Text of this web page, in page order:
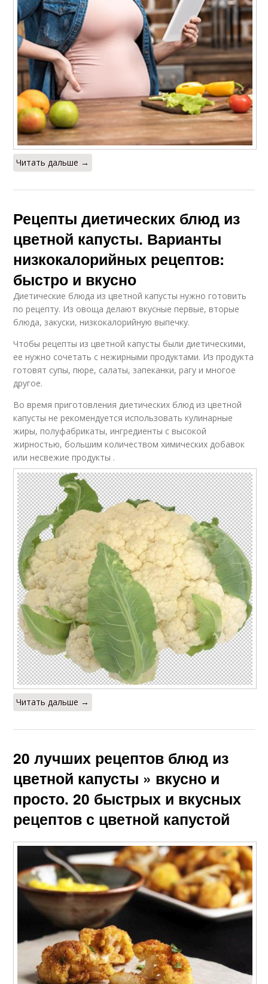
Читать дальше →
Рецепты диетических блюд из
цветной капусты. Варианты
низкокалорийных рецептов:
быстро и вкусно
Диетические блюда из цветной капусты нужно готовить
по рецепту. Из овоща делают вкусные первые, вторые
блюда, закуски, низкокалорийную выпечку.
Чтобы рецепты из цветной капусты были диетическими,
ее нужно сочетать с нежирными продуктами. Из продукта
готовят супы, пюре, салаты, запеканки, рагу и многое
другое.
Во время приготовления диетических блюд из цветной
капусты не рекомендуется использовать кулинарные
жиры, полуфабрикаты, ингредиенты с высокой
жирностью, большим количеством химических добавок
или несвежие продукты .
Читать дальше →
20 лучших рецептов блюд из
цветной капусты » вкусно и
просто. 20 быстрых и вкусных
рецептов с цветной капустой